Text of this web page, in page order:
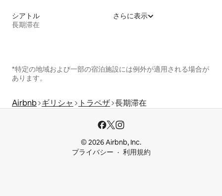
シアトル
長期滞在
さらに表示
*特定の地域および一部の宿泊施設には例外が適用される場合が
あります。
Airbnb ギリシャ トラペザ 長期滞在
© 2026 Airbnb, Inc.
プライバシー
利用規約